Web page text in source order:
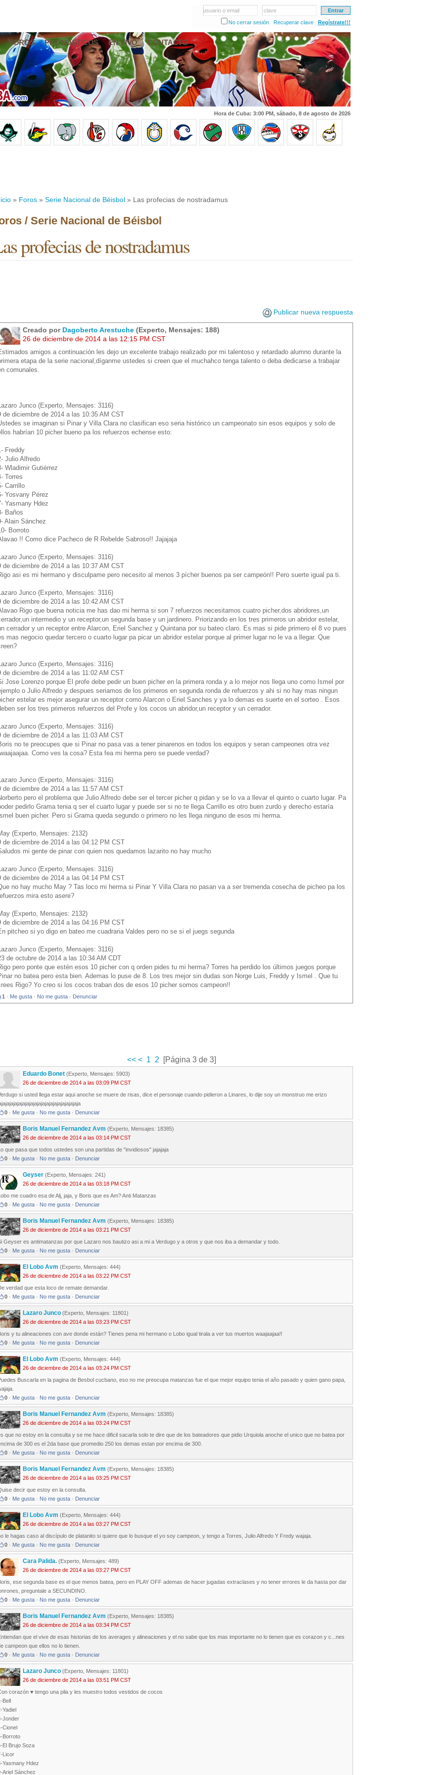
usuario o email
clave
No cerrar sesión
Recuperar clave Regístrate!!!
FOROS PRONÓSTICOS EN VIVO CONTACTO
Hora de Cuba: 3:00 PM, sábado, 8 de agosto de 2026
» Foros » Serie Nacional de Béisbol » Las profecias de nostradamus
/ Serie Nacional de Béisbol
profecias de nostradamus
Publicar nueva respuesta
Creado por Dagoberto Arestuche (Experto, Mensajes: 188)
26 de diciembre de 2014 a las 12:15 PM CST
amigos a continuación les dejo un excelente trabajo realizado por mi talentoso y retardado alumno durante la
etapa de la serie nacional,díganme ustedes si creen que el muchahco tenga talento o deba dedicarse a trabajar
comunales.
Junco (Experto, Mensajes: 3116)
de diciembre de 2014 a las 10:35 AM CST
se imaginan si Pinar y Villa Clara no clasifican eso seria histórico un campeonato sin esos equipos y solo de
habrían 10 picher bueno pa los refuerzos echense esto:
Freddy
Julio Alfredo
Wladimir Gutiérrez
Torres
Carrillo
Yosvany Pérez
Yasmany Hdez
Baños
Alain Sánchez
Borroto
!! Como dice Pacheco de R Rebelde Sabroso!! Jajajaja
Junco (Experto, Mensajes: 3116)
de diciembre de 2014 a las 10:37 AM CST
asi es mi hermano y disculpame pero necesito al menos 3 pícher buenos pa ser campeón!! Pero suerte igual pa ti.
Junco (Experto, Mensajes: 3116)
de diciembre de 2014 a las 10:42 AM CST
Rigo que buena noticia me has dao mi herma si son 7 refuerzos necesitamos cuatro picher,dos abridores,un
intermedio y un receptor,un segunda base y un jardinero. Priorizando en los tres primeros un abridor estelar,
cerrador y un receptor entre Alarcon, Eriel Sanchez y Quintana por su bateo claro. Es mas si pide primero el 8 vo pues
mas negocio quedar tercero o cuarto lugar pa picar un abridor estelar porque al primer lugar no le va a llegar. Que
Junco (Experto, Mensajes: 3116)
de diciembre de 2014 a las 11:02 AM CST
Jose Lorenzo porque El profe debe pedir un buen picher en la primera ronda y a lo mejor nos llega uno como Ismel por
o Julio Alfredo y despues seriamos de los primeros en segunda ronda de refuerzos y ahi si no hay mas ningun
estelar es mejor asegurar un receptor como Alarcon o Eriel Sanches y ya lo demas es suerte en el sorteo . Esos
ser los tres primeros refuerzos del Profe y los cocos un abridor,un receptor y un cerrador.
Junco (Experto, Mensajes: 3116)
de diciembre de 2014 a las 11:03 AM CST
no te preocupes que si Pinar no pasa vas a tener pinarenos en todos los equipos y seran campeones otra vez
Como ves la cosa? Esta fea mi herma pero se puede verdad?
Junco (Experto, Mensajes: 3116)
de diciembre de 2014 a las 11:57 AM CST
pero el problema que Julio Alfredo debe ser el tercer picher q pidan y se lo va a llevar el quinto o cuarto lugar. Pa
pedirlo Grama tenia q ser el cuarto lugar y puede ser si no te llega Carrillo es otro buen zurdo y derecho estaría
buen picher. Pero si Grama queda segundo o primero no les llega ninguno de esos mi herma.
(Experto, Mensajes: 2132)
de diciembre de 2014 a las 04:12 PM CST
mi gente de pinar con quien nos quedamos lazarito no hay mucho
Junco (Experto, Mensajes: 3116)
de diciembre de 2014 a las 04:14 PM CST
no hay mucho May ? Tas loco mi herma si Pinar Y Villa Clara no pasan va a ser tremenda cosecha de picheo pa los
mira esto asere?
(Experto, Mensajes: 2132)
de diciembre de 2014 a las 04:16 PM CST
pitcheo si yo digo en bateo me cuadraria Valdes pero no se si el juegs segunda
Junco (Experto, Mensajes: 3116)
de octubre de 2014 a las 10:34 AM CDT
pero ponte que estén esos 10 picher con q orden pides tu mi herma? Torres ha perdido los últimos juegos porque
no batea pero esta bien. Ademas lo puse de 8. Los tres mejor sin dudas son Norge Luis, Freddy y Ismel . Que tu
Rigo? Yo creo si los cocos traban dos de esos 10 picher somos campeon!!
1 · Me gusta · No me gusta · Denunciar
<< < 1 2 [Página 3 de 3]
Eduardo Bonet (Experto, Mensajes: 5903)
26 de diciembre de 2014 a las 03:09 PM CST
si usted llega estar aqui anoche se muere de risas, dice el personaje cuando pidieron a Linares, lo dije soy un monstruo me erizo
0 · Me gusta · No me gusta · Denunciar
Boris Manuel Fernandez Avm (Experto, Mensajes: 18385)
26 de diciembre de 2014 a las 03:14 PM CST
que pasa que todos ustedes son una partidas de "invidiosos" jajajaja
0 · Me gusta · No me gusta · Denunciar
Geyser (Experto, Mensajes: 241)
26 de diciembre de 2014 a las 03:18 PM CST
me cuadro esa de Alj, jaja, y Boris que es Am? Anti Matanzas
0 · Me gusta · No me gusta · Denunciar
Boris Manuel Fernandez Avm (Experto, Mensajes: 18385)
26 de diciembre de 2014 a las 03:21 PM CST
Geyser es antimatanzas por que Lazaro nos bautizo asi a mi a Verdugo y a otros y que nos iba a demandar y todo.
0 · Me gusta · No me gusta · Denunciar
El Lobo Avm (Experto, Mensajes: 444)
26 de diciembre de 2014 a las 03:22 PM CST
verdad que esta loco de remate demandar.
0 · Me gusta · No me gusta · Denunciar
Lazaro Junco (Experto, Mensajes: 11801)
26 de diciembre de 2014 a las 03:23 PM CST
y tu alineaciones con ave donde están? Tienes pena mi hermano o Lobo igual tirala a ver tus muertos waajaajaa!!
0 · Me gusta · No me gusta · Denunciar
El Lobo Avm (Experto, Mensajes: 444)
26 de diciembre de 2014 a las 03:24 PM CST
Buscarla en la pagina de Besbol cucbano, eso no me preocupa matanzas fue el que mejor equipo tenia el año pasado y quien gano papa,
0 · Me gusta · No me gusta · Denunciar
Boris Manuel Fernandez Avm (Experto, Mensajes: 18385)
26 de diciembre de 2014 a las 03:24 PM CST
que no estoy en la consulta y se me hace dificil sacarla solo te dire que de los bateadores que pidio Urquiola anoche el unico que no batea por
de 300 es el 2da base que promedio 250 los demas estan por encima de 300.
0 · Me gusta · No me gusta · Denunciar
Boris Manuel Fernandez Avm (Experto, Mensajes: 18385)
26 de diciembre de 2014 a las 03:25 PM CST
decir que estoy en la consulta.
0 · Me gusta · No me gusta · Denunciar
El Lobo Avm (Experto, Mensajes: 444)
26 de diciembre de 2014 a las 03:27 PM CST
le hagas caso al discípulo de platanito si quiere que lo busque el yo soy campeon, y tengo a Torres, Julio Alfredo Y Fredy wajaja.
0 · Me gusta · No me gusta · Denunciar
Cara Palida. (Experto, Mensajes: 489)
26 de diciembre de 2014 a las 03:27 PM CST
ese segunda base es el que menos batea, pero en PLAY OFF ademas de hacer jugadas extraclases y no tener errores le da hasta por dar
preguntale a SECUNDINO.
0 · Me gusta · No me gusta · Denunciar
Boris Manuel Fernandez Avm (Experto, Mensajes: 18385)
26 de diciembre de 2014 a las 03:34 PM CST
que el vive de esas historias de los averages y alineaciones y el no sabe que los mas importante no lo tienen que es corazon y c...nes
campeon que ellos no lo tienen.
0 · Me gusta · No me gusta · Denunciar
Lazaro Junco (Experto, Mensajes: 11801)
26 de diciembre de 2014 a las 03:51 PM CST
corazón ♥ tengo una pila y les muestro todos vestidos de cocos
Bell
Yadiel
Jonder
Cionel
Borroto
El Brujo Soza
Licor
Yasmany Hdez
Ariel Sánchez